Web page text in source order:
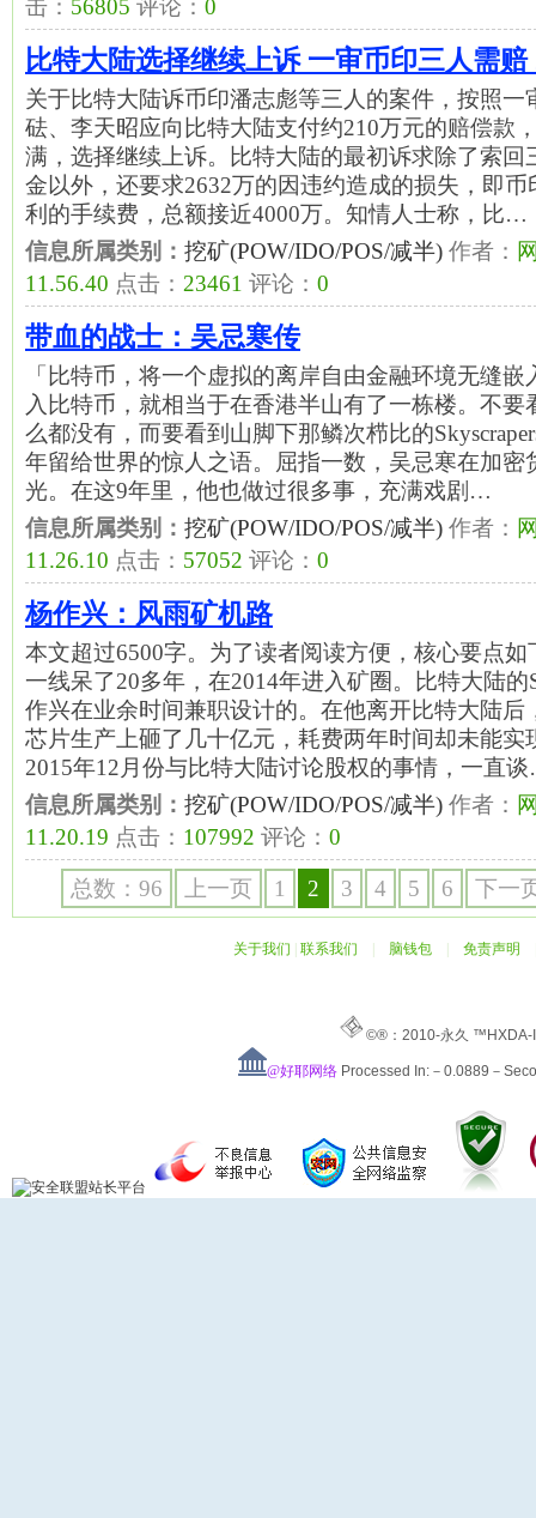
击： 56805 评论： 0
比特大陆选择继续上诉 一审币印三人需赔
关于比特大陆诉币印潘志彪等三人的案件，按照一
砝、李天昭应向比特大陆支付约210万元的赔偿款
满，选择继续上诉。比特大陆的最初诉求除了索回
金以外，还要求2632万的因违约造成的损失，即
利的手续费，总额接近4000万。知情人士称，比…
信息所属类别： 挖矿(POW/IDO/POS/减半) 作者：
11.56.40 点击： 23461 评论： 0
带血的战士：吴忌寒传
「比特币，将一个虚拟的离岸自由金融环境无缝
入比特币，就相当于在香港半山有了一栋楼。不
么都没有，而要看到山脚下那鳞次栉比的
年留给世界的惊人之语。屈指一数，吴忌寒在加密
光。在这9年里，他也做过很多事，充满戏剧…
信息所属类别： 挖矿(POW/IDO/POS/减半) 作者：
11.26.10 点击： 57052 评论： 0
杨作兴：风雨矿机路
本文超过6500字。为了读者阅读方便，核心要点
一线呆了20多年，在2014年进入矿圈。比特大陆
作兴在业余时间兼职设计的。在他离开比特大陆后
芯片生产上砸了几十亿元，耗费两年时间却未能实
2015年12月份与比特大陆讨论股权的事情，一直
信息所属类别： 挖矿(POW/IDO/POS/减半) 作者：
11.20.19 点击： 107992 评论： 0
总数：96 上一页 1 2 3 4 5 6 下一
关于我们 联系我们 脑钱包 免责声明
©®：2010-永久
@好耶网络 Processed In:－0.0889－